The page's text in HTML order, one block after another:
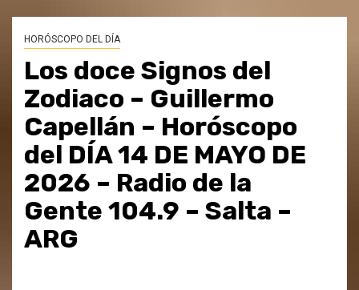
HORÓSCOPO DEL DÍA
Los doce Signos del
Zodiaco – Guillermo
Capellán – Horóscopo
del DÍA 14 DE MAYO DE
2026 – Radio de la
Gente 104.9 – Salta –
ARG